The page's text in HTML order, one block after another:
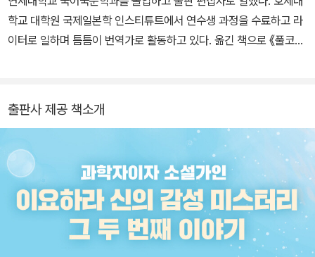
바다》로 172회 나오키상을 수상했다. 주요 작품으로는 《달까지 3킬
로미터》, 《8월의 은빛 눈》, 《청의 끝: 하나마키 농예고교 지구과학부
의 여름》, 《자극 반전의 날》, 《박물관의 팬텀》, 《올빼미의 시에스타》,
학교 대학원 국제일본학 인스티튜트에서 연수생 과정을 수료하고 라
이터로 일하며 틈틈이 번역가로 활동하고 있다. 옮긴 책으로 《풀코스
출판사 제공 책소개